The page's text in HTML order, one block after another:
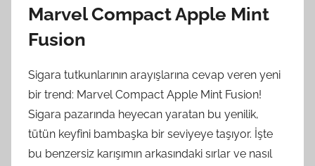
Marvel Compact Apple Mint
Fusion
Sigara tutkunlarının arayışlarına cevap veren yeni
bir trend: Marvel Compact Apple Mint Fusion!
Sigara pazarında heyecan yaratan bu yenilik,
tütün keyfini bambaşka bir seviyeye taşıyor. İşte
bu benzersiz karışımın arkasındaki sırlar ve nasıl